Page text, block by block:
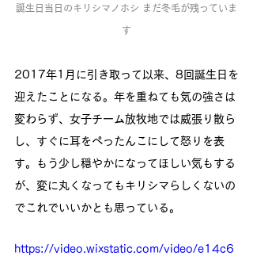
誕生日当日のキリシマノホシ まだ冬毛が残っていま
す
2017年1月に引き取って以来、8回誕生日を
迎えたことになる。年を重ねても気の強さは
変わらず、女子チーム放牧地では威張り散ら
し、すぐに耳をぺったんこにして怒りを表
す。もう少し穏やかになってほしい気もする
が、変に丸くなってもキリシマらしくないの
でこれでいいかとも思っている。
https://video.wixstatic.com/video/e14c6